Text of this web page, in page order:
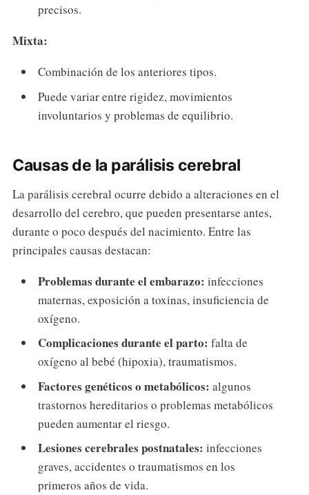
precisos.
Mixta:
Combinación de los anteriores tipos.
Puede variar entre rigidez, movimientos
involuntarios y problemas de equilibrio.
Causas de la parálisis cerebral
La parálisis cerebral ocurre debido a alteraciones en el
desarrollo del cerebro, que pueden presentarse antes,
durante o poco después del nacimiento. Entre las
principales causas destacan:
Problemas durante el embarazo: infecciones
maternas, exposición a toxinas, insuficiencia de
oxígeno.
Complicaciones durante el parto: falta de
oxígeno al bebé (hipoxia), traumatismos.
Factores genéticos o metabólicos: algunos
trastornos hereditarios o problemas metabólicos
pueden aumentar el riesgo.
Lesiones cerebrales postnatales: infecciones
graves, accidentes o traumatismos en los
primeros años de vida.